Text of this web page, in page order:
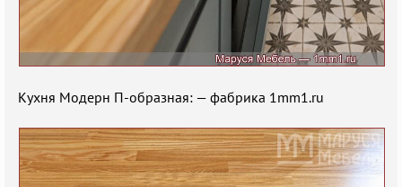
Кухня Модерн П-образная: — фабрика 1mm1.ru